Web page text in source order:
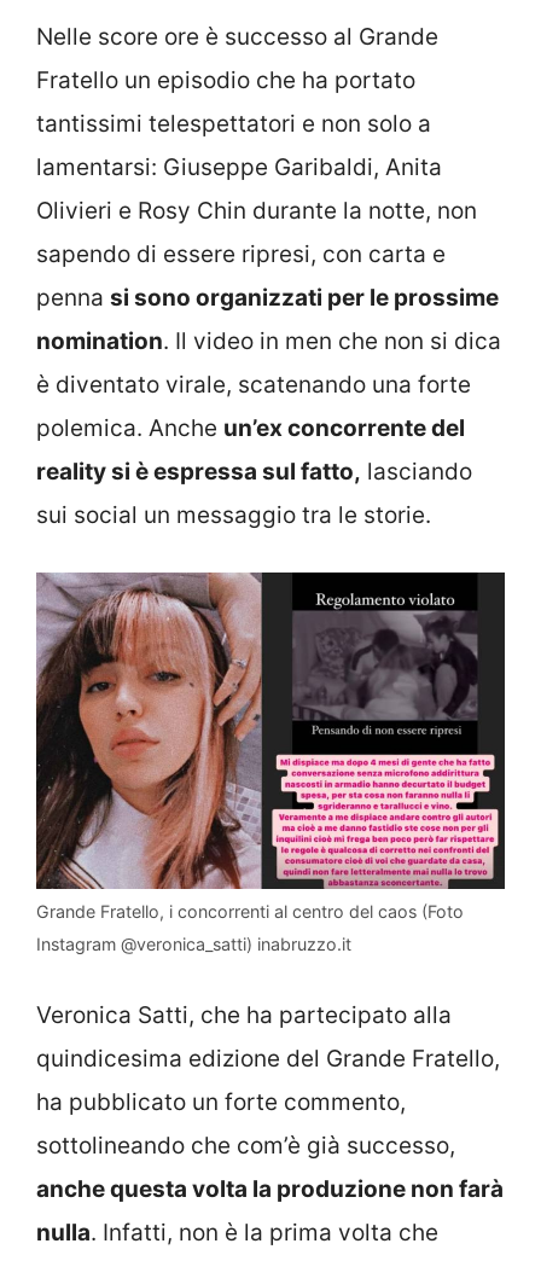
Nelle score ore è successo al Grande
Fratello un episodio che ha portato
tantissimi telespettatori e non solo a
lamentarsi: Giuseppe Garibaldi, Anita
Olivieri e Rosy Chin durante la notte, non
sapendo di essere ripresi, con carta e
penna si sono organizzati per le prossime
nomination. Il video in men che non si dica
è diventato virale, scatenando una forte
polemica. Anche un’ex concorrente del
reality si è espressa sul fatto, lasciando
sui social un messaggio tra le storie.
Grande Fratello, i concorrenti al centro del caos (Foto
Instagram @veronica_satti) inabruzzo.it
Veronica Satti, che ha partecipato alla
quindicesima edizione del Grande Fratello,
ha pubblicato un forte commento,
sottolineando che com’è già successo,
anche questa volta la produzione non farà
nulla. Infatti, non è la prima volta che